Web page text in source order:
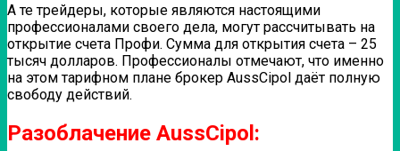
А те трейдеры, которые являются настоящими
профессионалами своего дела, могут рассчитывать на
открытие счета Профи. Сумма для открытия счета – 25
тысяч долларов. Профессионалы отмечают, что именно
на этом тарифном плане брокер AussCipol даёт полную
свободу действий.
Разоблачение AussCipol: